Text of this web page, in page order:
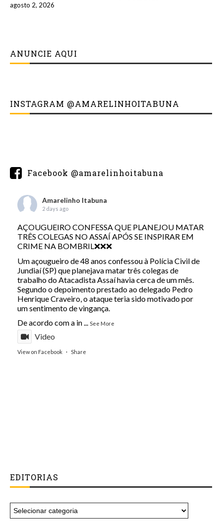
agosto 2, 2026
ANUNCIE AQUI
INSTAGRAM @AMARELINHOITABUNA
Facebook @amarelinhoitabuna
Amarelinho Itabuna
2 days ago
AÇOUGUEIRO CONFESSA QUE PLANEJOU MATAR
TRÊS COLEGAS NO ASSAÍ APÓS SE INSPIRAR EM
CRIME NA BOMBRIL❌❌❌
Um açougueiro de 48 anos confessou à Polícia Civil de
Jundiaí (SP) que planejava matar três colegas de
trabalho do Atacadista Assaí havia cerca de um mês.
Segundo o depoimento prestado ao delegado Pedro
Henrique Craveiro, o ataque teria sido motivado por
um sentimento de vingança.
De acordo com a in... See More
Video
View on Facebook · Share
EDITORIAS